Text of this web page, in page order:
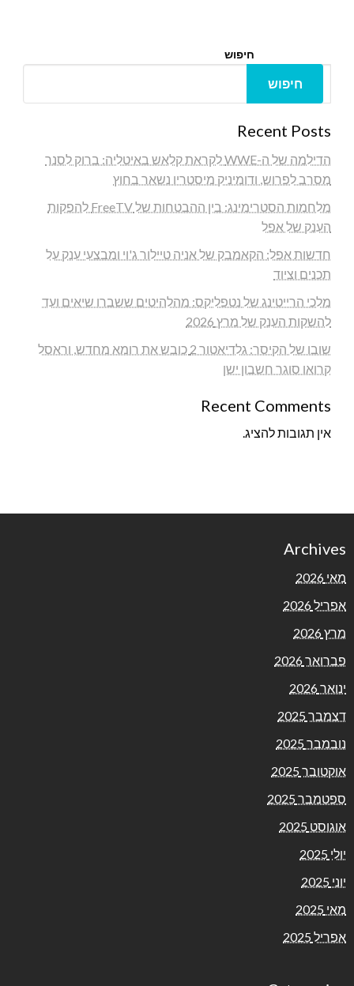
חיפוש
חיפוש
Recent Posts
הדילמה של ה-WWE לקראת קלאש באיטליה: ברוק לסנר
מסרב לפרוש, ודומיניק מיסטריו נשאר בחוץ
מלחמות הסטרימינג: בין ההבטחות של FreeTV להפקות
הענק של אפל
חדשות אפל: הקאמבק של אניה טיילור ג'וי ומבצעי ענק על
תכנים וציוד
מלכי הרייטינג של נטפליקס: מהלהיטים ששברו שיאים ועד
להשקות הענק של מרץ 2026
שובו של הקיסר: גלדיאטור 2 כובש את רומא מחדש, וראסל
קרואו סוגר חשבון ישן
Recent Comments
אין תגובות להציג.
Archives
מאי 2026
אפריל 2026
מרץ 2026
פברואר 2026
ינואר 2026
דצמבר 2025
נובמבר 2025
אוקטובר 2025
ספטמבר 2025
אוגוסט 2025
יולי 2025
יוני 2025
מאי 2025
אפריל 2025